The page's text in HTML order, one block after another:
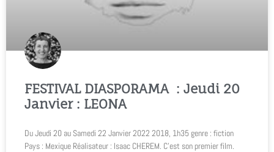
FESTIVAL DIASPORAMA : Jeudi 20
Janvier : LEONA
Du Jeudi 20 au Samedi 22 Janvier 2022 2018, 1h35 genre : fiction
Pays : Mexique Réalisateur : Isaac CHEREM. C’est son premier film.